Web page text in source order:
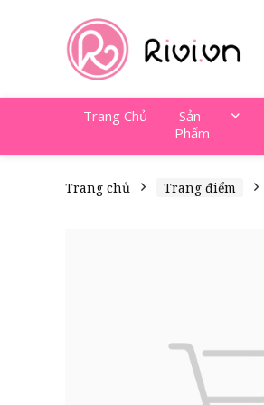
Trang Chủ
Sản
Phẩm
Trang chủ Trang điểm